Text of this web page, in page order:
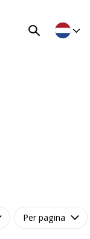
Per pagina